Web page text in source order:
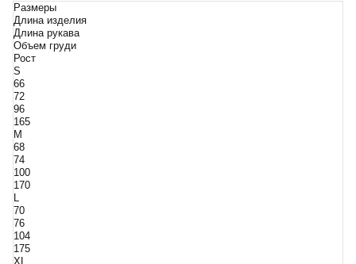
Размеры
Длина изделия
Длина рукава
Объем груди
Рост
S
66
72
96
165
M
68
74
100
170
L
70
76
104
175
XL